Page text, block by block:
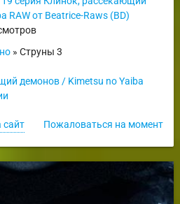
RAW от Beatrice-Raws (BD)
» Струны 3
демонов / Kimetsu no Yaiba
Пожаловаться на момент
сайт